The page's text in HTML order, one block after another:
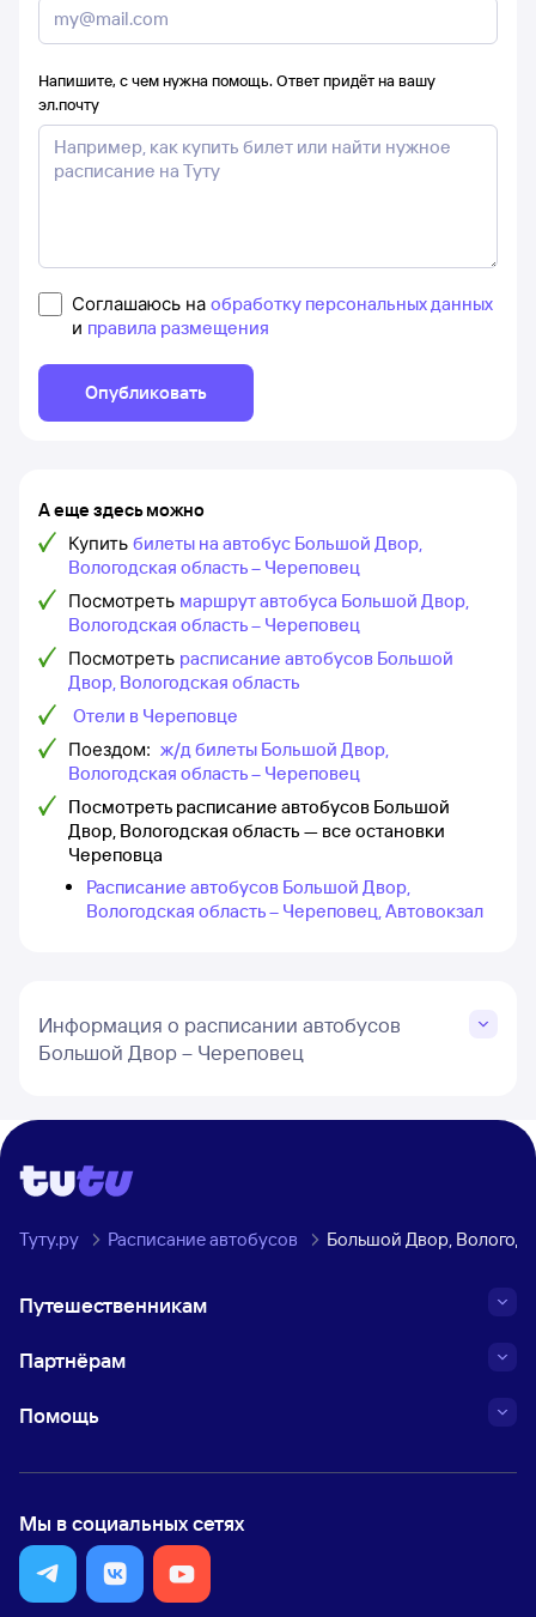
Напишите, с чем нужна помощь. Ответ придёт на вашу
эл.почту
Соглашаюсь на обработку персональных данных
и правила размещения
Опубликовать
А еще здесь можно
Купить билеты на автобус Большой Двор,
Вологодская область – Череповец
Посмотреть маршрут автобуса Большой Двор,
Вологодская область – Череповец
Посмотреть расписание автобусов Большой
Двор, Вологодская область
Отели в Череповце
Поездом: ж/д билеты Большой Двор,
Вологодская область – Череповец
Посмотреть расписание автобусов Большой
Двор, Вологодская область — все остановки
Череповца
Расписание автобусов Большой Двор,
Вологодская область – Череповец, Автовокзал
Информация о расписании автобусов
Большой Двор – Череповец
Туту.ру Расписание автобусов Большой Двор,
Путешественникам
Партнёрам
Помощь
Мы в социальных сетях